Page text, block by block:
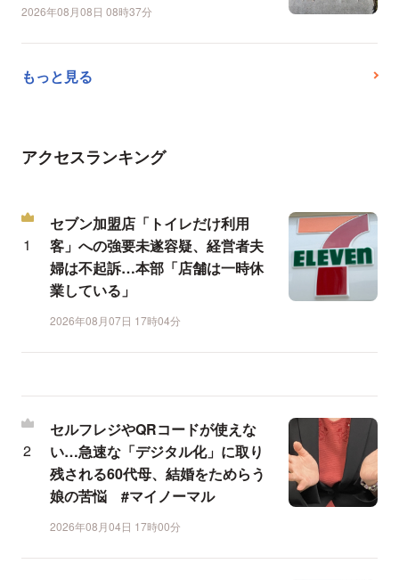
2026年08月08日 08時37分
もっと見る
アクセスランキング
セブン加盟店「トイレだけ利用
客」への強要未遂容疑、経営者夫
婦は不起訴…本部「店舗は一時休
業している」
2026年08月07日 17時04分
セルフレジやQRコードが使えな
い…急速な「デジタル化」に取り
残される60代母、結婚をためらう
娘の苦悩 #マイノーマル
2026年08月04日 17時00分